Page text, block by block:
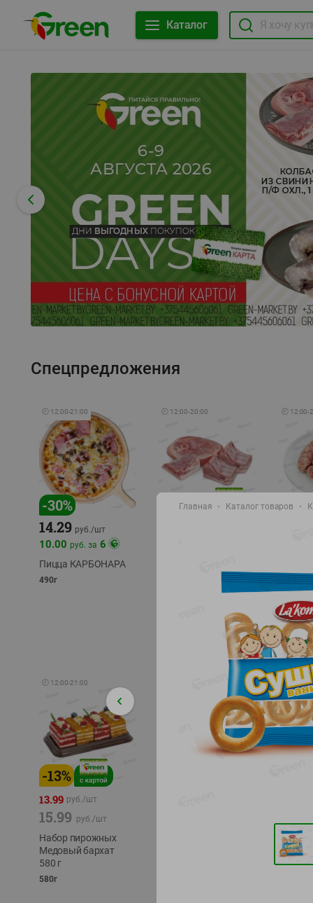
Каталог
Спецпредложения
🕘 12:00-21:00
-30%
14.29 руб./шт
10.00 руб. за 6
Пицца КАРБОНАРА
490г
🕘 12:00-20:00
полуфабрикат,
охлажденный 1 кг
🕘 12:00-
-17%
охлажд
🕘 12:00-21:00
-13%
13.99 руб./шт
15.99 руб./шт
Набор пирожных
Медовый бархат
580 г
580г
трески
Главная Каталог товаров